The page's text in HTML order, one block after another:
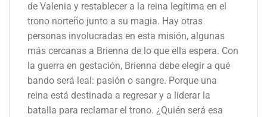
de Valenia y restablecer a la reina legítima en el
trono norteño junto a su magia. Hay otras
personas involucradas en esta misión, algunas
más cercanas a Brienna de lo que ella espera. Con
la guerra en gestación, Brienna debe elegir a qué
bando será leal: pasión o sangre. Porque una
reina está destinada a regresar y a liderar la
batalla para reclamar el trono. ¿Quién será esa